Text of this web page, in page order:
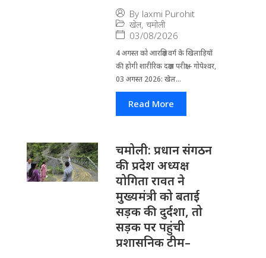
By laxmi Purohit
खेल, चमोली
03/08/2026
4 अगस्त को आरक्षित वर्ग के खिलाड़ियों
की होगी शारीरिक दक्षता परीक्षा-- गोपेश्वर,
03 अगस्त 2026: खेल...
Read More
चमोली: प्रधान संगठन
की प्रदेश अध्यक्ष
योगिता रावत ने
मुख्यमंत्री को बताई
सड़क की दुर्दशा, तो
सड़क पर पहुंची
प्रशासनिक टीम–